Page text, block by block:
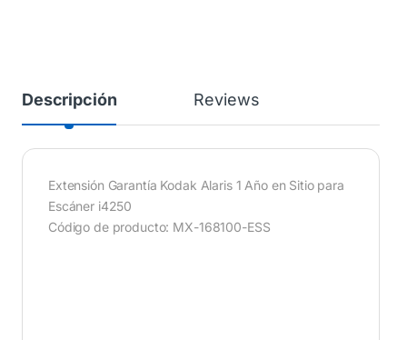
Descripción Reviews
Extensión Garantía Kodak Alaris 1 Año en Sitio para
Escáner i4250
Código de producto: MX-168100-ESS